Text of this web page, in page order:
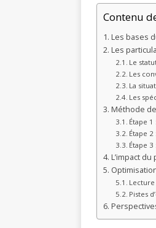
Contenu
Les bases
Les
Le
Les
La
Les
Méthode
Étape
Étape
Étape
L’impact
Pistes